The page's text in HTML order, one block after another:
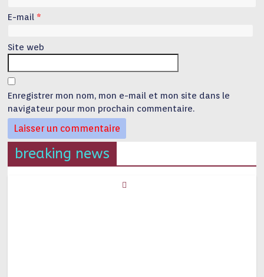
E-mail *
Site web
Enregistrer mon nom, mon e-mail et mon site dans le
navigateur pour mon prochain commentaire.
breaking news